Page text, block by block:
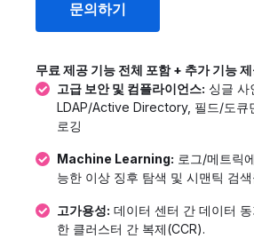
문의하기
무료 제공 기능 전체 포함 + 추가 기능
고급 보안 및 컴플라이언스: 싱글 사
LDAP/Active Directory, 필드/도큐
로깅
Machine Learning: 로그/메트릭
능한 이상 징후 탐색 및 시맨틱 검색
고가용성: 데이터 센터 간 데이터
한 클러스터 간 복제(CCR).